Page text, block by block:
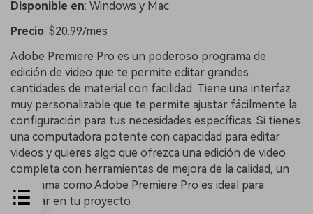
Disponible en: Windows y Mac
Precio: $20.99/mes
Adobe Premiere Pro es un poderoso programa de
edición de video que te permite editar grandes
cantidades de material con facilidad. Tiene una interfaz
muy personalizable que te permite ajustar fácilmente la
configuración para tus necesidades específicas. Si tienes
una computadora potente con capacidad para editar
videos y quieres algo que ofrezca una edición de video
completa con herramientas de mejora de la calidad, un
programa como Adobe Premiere Pro es ideal para
trabajar en tu proyecto.